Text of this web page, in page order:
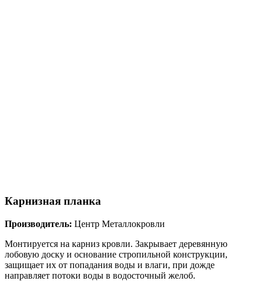
Карнизная планка
Производитель: Центр Металлокровли
Монтируется на карниз кровли. Закрывает деревянную
лобовую доску и основание стропильной конструкции,
защищает их от попадания воды и влаги, при дожде
направляет потоки воды в водосточный желоб.